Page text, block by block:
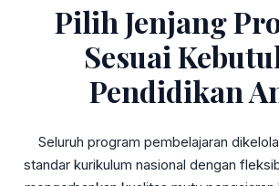
Pilih Jenjang
Sesuai
Pendidikan
Seluruh program pembelajaran
standar kurikulum nasional dengan